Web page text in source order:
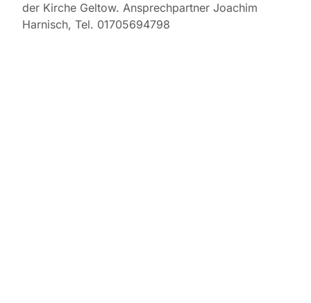
der Kirche Geltow. Ansprechpartner Joachim
Harnisch, Tel. 01705694798